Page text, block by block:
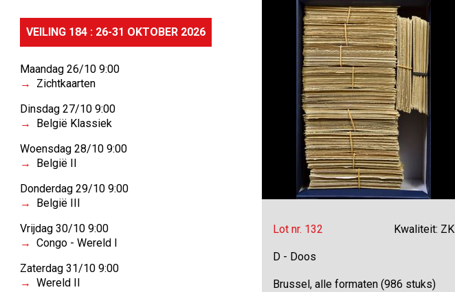
VEILING 184 : 26-31 OKTOBER 2026
Maandag 26/10 9:00
Zichtkaarten
Dinsdag 27/10 9:00
België Klassiek
Woensdag 28/10 9:00
België II
Donderdag 29/10 9:00
België III
Vrijdag 30/10 9:00
Congo - Wereld I
Zaterdag 31/10 9:00
Wereld II
Lot nr. 132 Kwaliteit: ZK
D - Doos
Brussel, alle formaten (986 stuks)